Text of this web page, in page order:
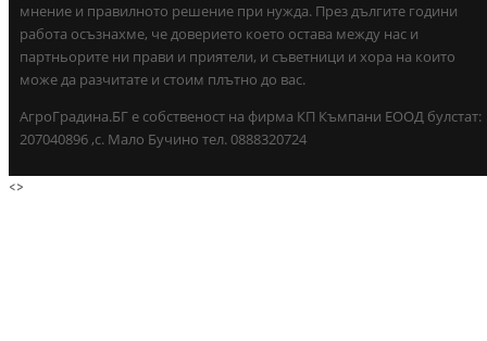
мнение и правилното решение при нужда. През дългите години
работа осъзнахме, че доверието което остава между нас и
партньорите ни прави и приятели, и съветници и хора на които
може да разчитате и стоим плътно до вас.
АгроГрадина.БГ е собственост на фирма КП Къмпани ЕООД булстат:
207040896 ,с. Мало Бучино тел. 0888320724
<>